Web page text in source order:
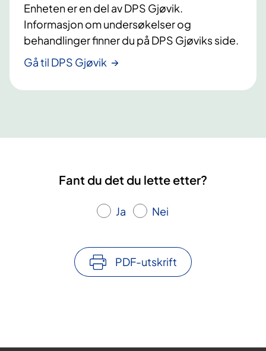
Enheten er en del av DPS Gjøvik.
Informasjon om undersøkelser og
behandlinger finner du på DPS Gjøviks side.
Gå til DPS Gjøvik
Fant du det du lette etter?
Ja Nei
PDF-utskrift